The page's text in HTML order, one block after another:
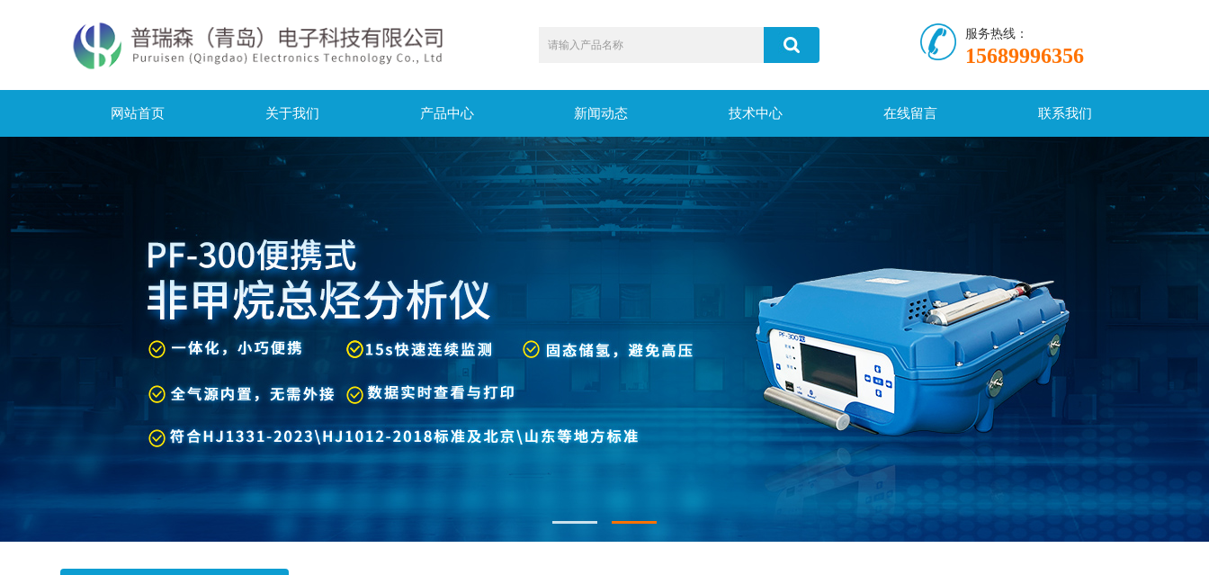
服务热线：
15689996356
网站首页 关于我们 产品中心 新闻动态 技术中心 在线留言 联系我们